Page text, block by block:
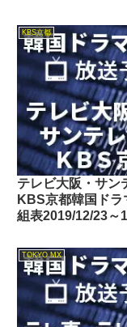
KBS京都
テレビ大阪・サン
KBS京都韓国ドラ
組表2019/12/23～
TOKYO MX